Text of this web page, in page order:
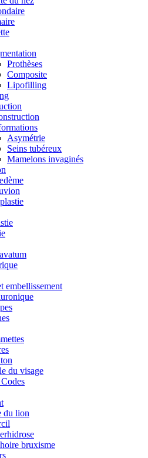
Prothèses
Composite
Lipofilling
Asymétrie
Seins tubéreux
Mamelons invaginés
embellissement
du visage
du lion
bruxisme